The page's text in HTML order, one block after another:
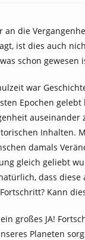
an die
ist dies auch
schon gewesen
war
Epochen
Inhalten.
damals
gleich geliebt
dass
Kann
großes JA!
Planeten